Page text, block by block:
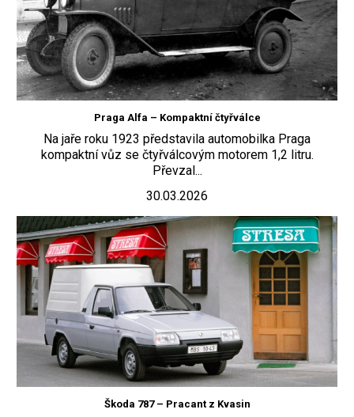
Praga Alfa – Kompaktní čtyřválce
Na jaře roku 1923 představila automobilka Praga
kompaktní vůz se čtyřválcovým motorem 1,2 litru.
Převzal...
30.03.2026
Škoda 787 – Pracant z Kvasin